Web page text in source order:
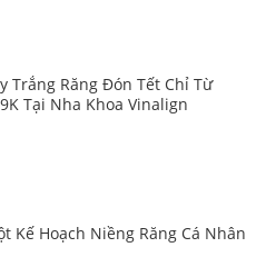
Trắng Răng Đón Tết Chỉ Từ
Tại Nha Khoa Vinalign
Kế Hoạch Niềng Răng Cá Nhân